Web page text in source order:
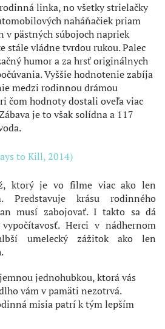
linka, no všetky strielačky
naháňačiek priam
v pästných súbojoch napriek
stále vládne tvrdou rukou. Palec
humor a za hrsť originálnych
Vyššie hodnotenie zabíja
medzi rodinnou drámou
čom hodnoty dostali oveľa viac
je to však solídna a 117
ktorý je vo filme viac ako len
Predstavuje krásu rodinného
musí zabojovať. I takto sa dá
Herci v nádhernom
umelecký zážitok ako len
jednohubkou, ktorá vás
vám v pamäti nezotrvá.
misia patrí k tým lepším